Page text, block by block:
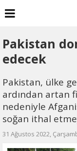
Pakistan
edecek
Pakistan, ülke
ardından artan
nedeniyle
soğan ithal
31 Ağustos 2022,